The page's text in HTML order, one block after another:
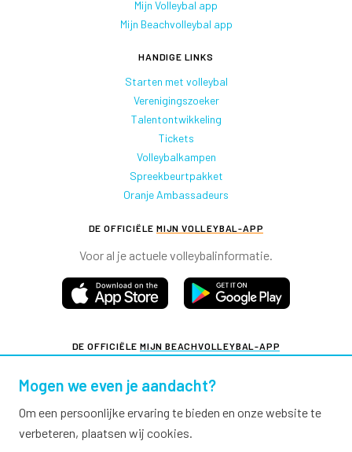
Mijn Volleybal app
Mijn Beachvolleybal app
HANDIGE LINKS
Starten met volleybal
Verenigingszoeker
Talentontwikkeling
Tickets
Volleybalkampen
Spreekbeurtpakket
Oranje Ambassadeurs
DE OFFICIËLE MIJN VOLLEYBAL-APP
Voor al je actuele volleybalinformatie.
DE OFFICIËLE MIJN BEACHVOLLEYBAL-APP
Mogen we even je aandacht?
Om een persoonlijke ervaring te bieden en onze website te
verbeteren, plaatsen wij cookies.